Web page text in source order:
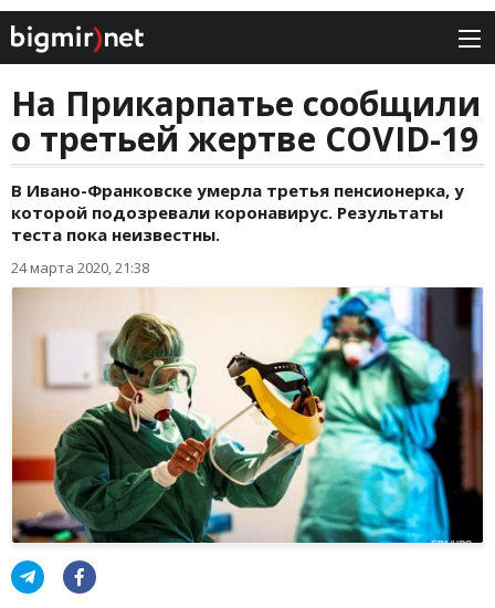
На Прикарпатье сообщили
о третьей жертве COVID-19
В Ивано-Франковске умерла третья пенсионерка, у
которой подозревали коронавирус. Результаты
теста пока неизвестны.
24 марта 2020, 21:38